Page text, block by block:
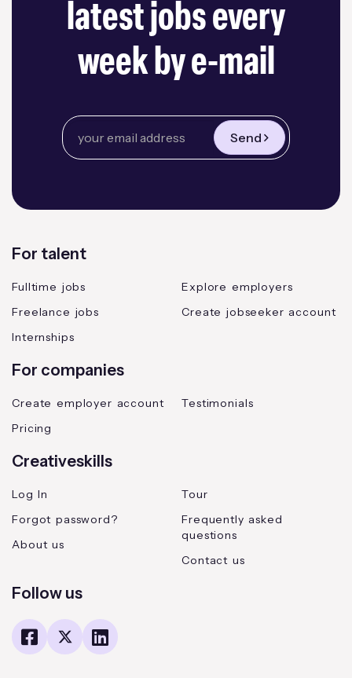
latest jobs every
week by e-mail
Send
For talent
Fulltime jobs
Freelance jobs
Internships
Explore employers
Create jobseeker account
For companies
Create employer account
Pricing
Testimonials
Creativeskills
Log In
Forgot password?
About us
Tour
Frequently asked
questions
Contact us
Follow us